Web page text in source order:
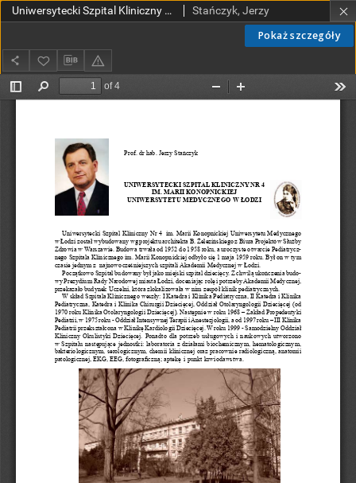
Pokaż szczegóły
Uniwersytecki Szpital Kliniczny Nr4 im. Marii Konopnickiej Uniwersytetu Medycznego w Łodzi Stańczyk, Jerzy